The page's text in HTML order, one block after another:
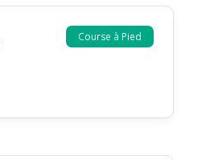
Course à Pied